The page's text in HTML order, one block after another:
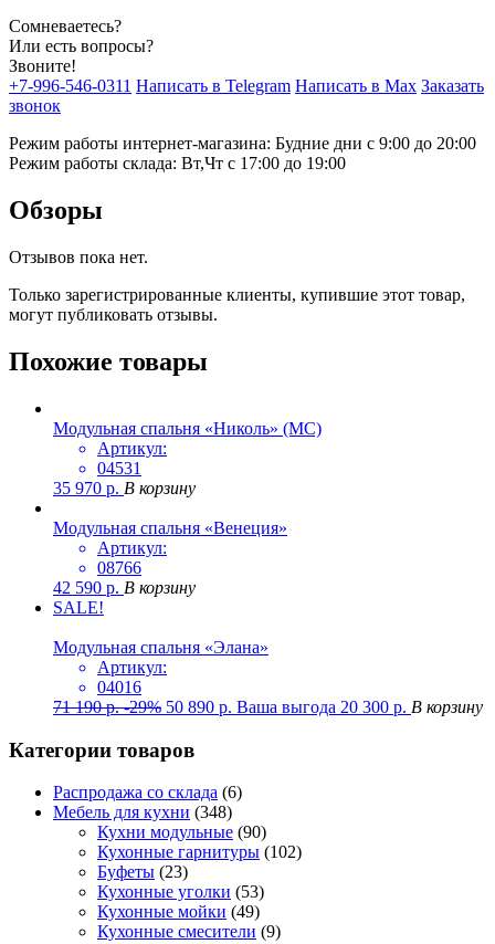
Сомневаетесь?
Или есть вопросы?
Звоните!
+7-996-546-0311 Написать в Telegram Написать в Max Заказать
звонок
Режим работы интернет-магазина: Будние дни с 9:00 до 20:00
Режим работы склада: Вт,Чт с 17:00 до 19:00
Обзоры
Отзывов пока нет.
Только зарегистрированные клиенты, купившие этот товар,
могут публиковать отзывы.
Похожие товары
Модульная спальня «Николь» (МС)
Артикул:
04531
35 970 р. В корзину
Модульная спальня «Венеция»
Артикул:
08766
42 590 р. В корзину
SALE!
Модульная спальня «Элана»
Артикул:
04016
71 190р. -29% 50 890 р. Ваша выгода 20 300 р. В корзину
Категории товаров
Распродажа со склада (6)
Мебель для кухни (348)
Кухни модульные (90)
Кухонные гарнитуры (102)
Буфеты (23)
Кухонные уголки (53)
Кухонные мойки (49)
Кухонные смесители (9)